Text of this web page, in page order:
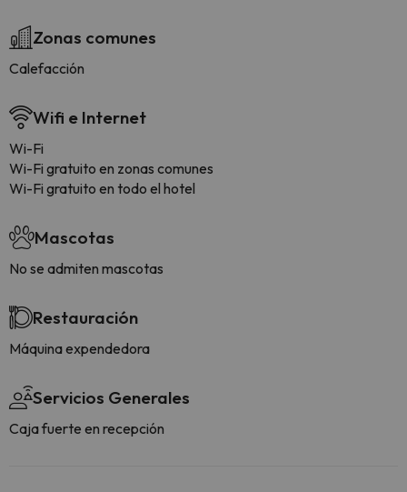
Zonas comunes
Calefacción
Wifi e Internet
Wi-Fi
Wi-Fi gratuito en zonas comunes
Wi-Fi gratuito en todo el hotel
Mascotas
No se admiten mascotas
Restauración
Máquina expendedora
Servicios Generales
Caja fuerte en recepción